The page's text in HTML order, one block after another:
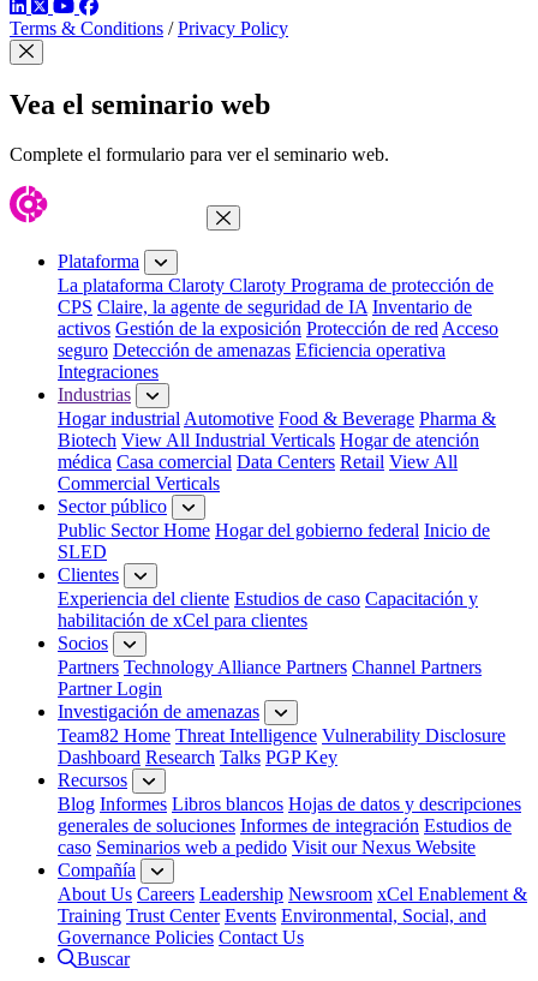
LinkedIn
TwitterYouTube
Facebook
Terms & Conditions / Privacy Policy
Cerrar modal
Vea el seminario web
Complete el formulario para ver el seminario web.
Cerrar menú
Plataforma
La plataforma Claroty Claroty Programa de protección de
CPS Claire, la agente de seguridad de IA Inventario de
activos Gestión de la exposición Protección de redAcceso
seguro Detección de amenazas Eficiencia operativa
Integraciones
Industrias
Hogar industrialAutomotive Food & Beverage Pharma &
Biotech View All Industrial Verticals Hogar de atención
médica Casa comercial Data Centers Retail View All
Commercial Verticals
Sector público
Public Sector Home Hogar del gobierno federal Inicio de
SLED
Clientes
Experiencia del cliente Estudios de caso Capacitación y
habilitación de xCel para clientes
Socios
Partners Technology Alliance Partners Channel Partners
Partner Login
Investigación de amenazas
Team82 Home Threat Intelligence Vulnerability Disclosure
Dashboard Research Talks PGP Key
Recursos
Blog Informes Libros blancos Hojas de datos y descripciones
generales de soluciones Informes de integración Estudios de
caso Seminarios web a pedido Visit our Nexus Website
Compañía
About Us Careers Leadership Newsroom xCel Enablement &
Training Trust Center Events Environmental, Social, and
Governance Policies Contact Us
Buscar